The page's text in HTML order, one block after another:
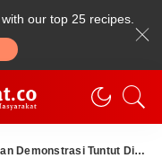
our top 25 recipes.
Tuntut Diakhirinya Genosida di Gaza